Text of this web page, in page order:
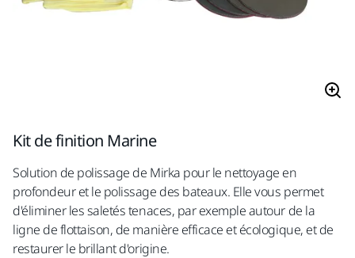
Kit de finition Marine
Solution de polissage de Mirka pour le nettoyage en
profondeur et le polissage des bateaux. Elle vous permet
d'éliminer les saletés tenaces, par exemple autour de la
ligne de flottaison, de manière efficace et écologique, et de
restaurer le brillant d'origine.